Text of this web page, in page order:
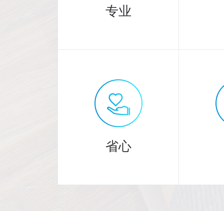
专业
专业
3000余人精英团队
提供专业服务！
20
省心